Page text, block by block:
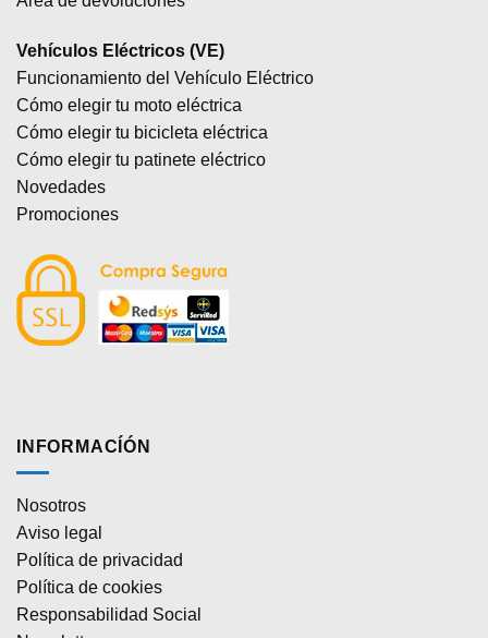
Vehículos Eléctricos (VE)
Funcionamiento del Vehículo Eléctrico
Cómo elegir tu moto eléctrica
Cómo elegir tu bicicleta eléctrica
Cómo elegir tu patinete eléctrico
Novedades
Promociones
INFORMACÍÓN
Nosotros
Aviso legal
Política de privacidad
Política de cookies
Responsabilidad Social